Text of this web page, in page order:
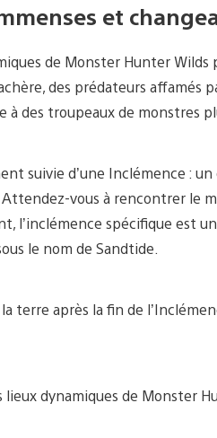
et
de Monster Hunter
des prédateurs affamés
des troupeaux de monstres
suivie d’une Inclémence :
vous à rencontrer le
l’inclémence spécifique est
le nom de Sandtide.
terre après la fin de
dynamiques de Monster